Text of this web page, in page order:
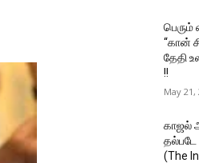
பெரும்
“கான்
தேதி
!!
May 21,
காஜல்
தல்படே
(The